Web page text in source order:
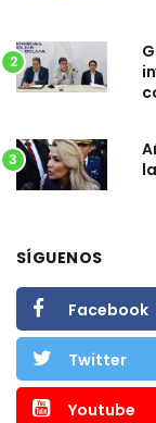
2
3
SÍGUENOS
Facebook
Twitter
Youtube